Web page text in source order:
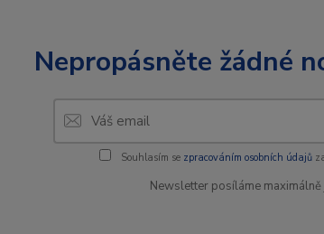
Nepropásněte žádné
Souhlasím se zpracováním osobních údajů
Newsletter posíláme maximálně